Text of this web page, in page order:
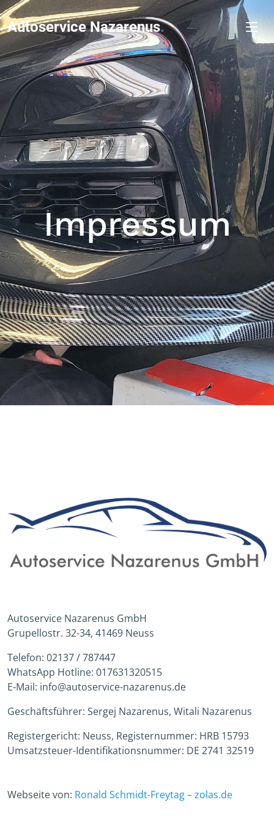
Autoservice Nazarenus.
Impressum
Autoservice Nazarenus GmbH
Grupellostr. 32-34, 41469 Neuss
Telefon: 02137 / 787447
WhatsApp Hotline: 017631320515
E-Mail: info@autoservice-nazarenus.de
Geschäftsführer: Sergej Nazarenus, Witali Nazarenus
Registergericht: Neuss, Registernummer: HRB 15793
Umsatzsteuer-Identifikationsnummer: DE 2741 32519
Webseite von: Ronald Schmidt-Freytag – zolas.de